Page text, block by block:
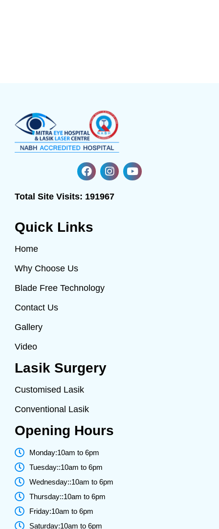
Total Site Visits: 191967
Quick Links
Home
Why Choose Us
Blade Free Technology
Contact Us
Gallery
Video
Lasik Surgery
Customised Lasik
Conventional Lasik
Opening Hours
Monday:10am to 6pm
Tuesday::10am to 6pm
Wednesday::10am to 6pm
Thursday::10am to 6pm
Friday:10am to 6pm
Saturday:10am to 6pm